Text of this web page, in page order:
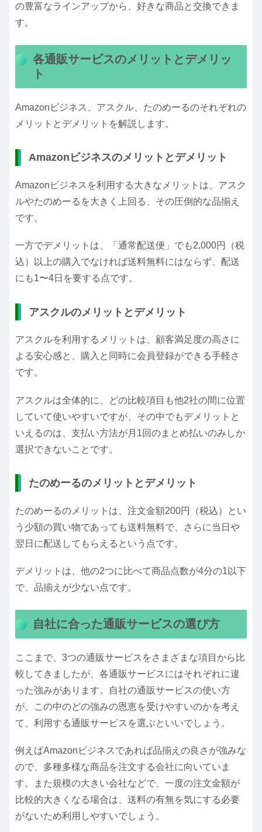
の豊富なラインアップから、好きな商品と交換できま
す。
各通販サービスのメリットとデメリッ
ト
Amazonビジネス、アスクル、たのめーるのそれぞれの
メリットとデメリットを解説します。
Amazonビジネスのメリットとデメリット
Amazonビジネスを利用する大きなメリットは、アスク
ルやたのめーるを大きく上回る、その圧倒的な品揃え
です。
一方でデメリットは、「通常配送便」でも2,000円（税
込）以上の購入でなければ送料無料にはならず、配送
にも1〜4日を要する点です。
アスクルのメリットとデメリット
アスクルを利用するメリットは、顧客満足度の高さに
よる安心感と、購入と同時に会員登録ができる手軽さ
です。
アスクルは全体的に、どの比較項目も他2社の間に位置
していて使いやすいですが、その中でもデメリットと
いえるのは、支払い方法が月1回のまとめ払いのみしか
選択できないことです。
たのめーるのメリットとデメリット
たのめーるのメリットは、注文金額200円（税込）とい
う少額の買い物であっても送料無料で、さらに当日や
翌日に配送してもらえるという点です。
デメリットは、他の2つに比べて商品点数が4分の1以下
で、品揃えが少ない点です。
自社に合った通販サービスの選び方
ここまで、3つの通販サービスをさまざまな項目から比
較してきましたが、各通販サービスにはそれぞれに違
った強みがあります。自社の通販サービスの使い方
が、この中のどの強みの恩恵を受けやすいのかを考え
て、利用する通販サービスを選ぶといいでしょう。
例えばAmazonビジネスであれば品揃えの良さが強みな
ので、多種多様な商品を注文する会社に向いていま
す。また規模の大きい会社などで、一度の注文金額が
比較的大きくなる場合は、送料の有無を気にする必要
がないため利用しやすいでしょう。